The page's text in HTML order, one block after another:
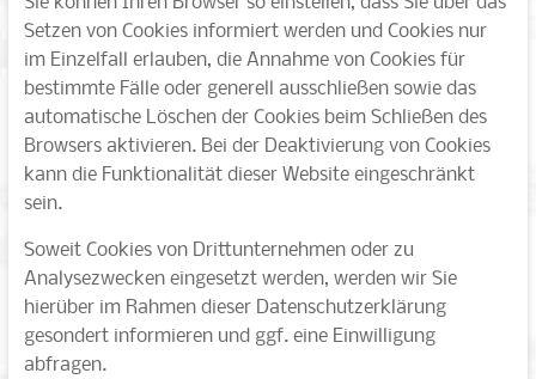
Setzen von Cookies informiert werden und Cookies nur
im Einzelfall erlauben, die Annahme von Cookies für
bestimmte Fälle oder generell ausschließen sowie das
automatische Löschen der Cookies beim Schließen des
Browsers aktivieren. Bei der Deaktivierung von Cookies
kann die Funktionalität dieser Website eingeschränkt
sein.
Soweit Cookies von Drittunternehmen oder zu
Analysezwecken eingesetzt werden, werden wir Sie
hierüber im Rahmen dieser Datenschutzerklärung
gesondert informieren und ggf. eine Einwilligung
abfragen.